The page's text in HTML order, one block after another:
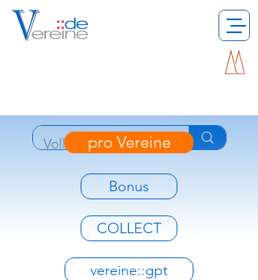
pro Vereine
Bonus
COLLECT
vereine::gpt